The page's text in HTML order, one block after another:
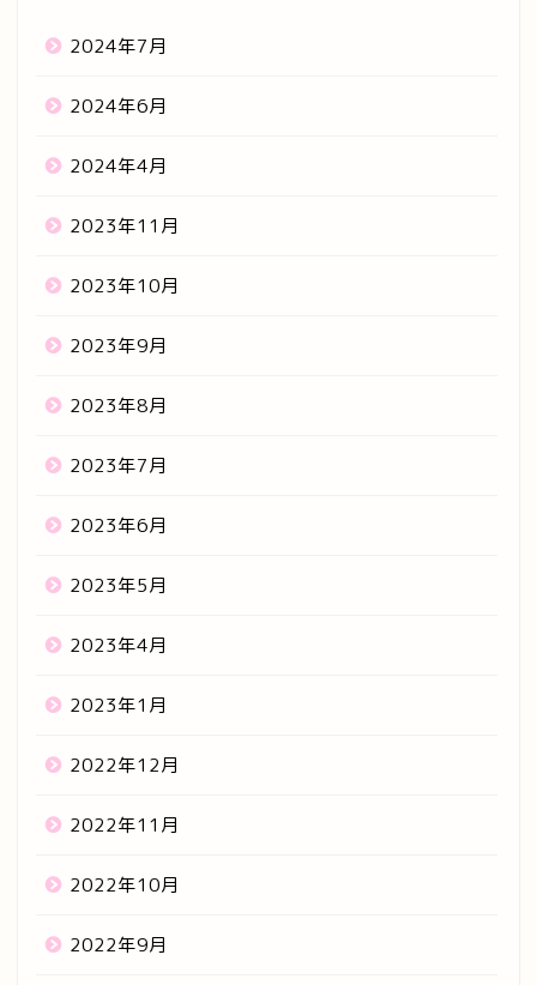
2024年7月
2024年6月
2024年4月
2023年11月
2023年10月
2023年9月
2023年8月
2023年7月
2023年6月
2023年5月
2023年4月
2023年1月
2022年12月
2022年11月
2022年10月
2022年9月